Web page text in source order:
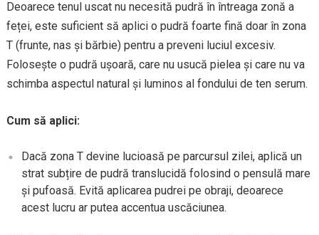
Deoarece tenul uscat nu necesită pudră în întreaga zonă a
feței, este suficient să aplici o pudră foarte fină doar în zona
T (frunte, nas și bărbie) pentru a preveni luciul excesiv.
Folosește o pudră ușoară, care nu usucă pielea și care nu va
schimba aspectul natural și luminos al fondului de ten serum.
Cum să aplici:
Dacă zona T devine lucioasă pe parcursul zilei, aplică un
strat subțire de pudră translucidă folosind o pensulă mare
și pufoasă. Evită aplicarea pudrei pe obraji, deoarece
acest lucru ar putea accentua uscăciunea.